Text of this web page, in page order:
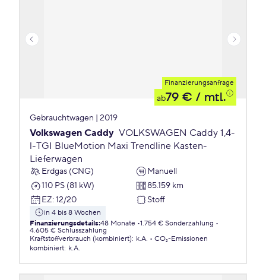
Finanzierungsanfrage
ab79 € / mtl.
Gebrauchtwagen | 2019
Volkswagen Caddy VOLKSWAGEN Caddy 1,4-
l-TGI BlueMotion Maxi Trendline Kasten-
Lieferwagen
Erdgas (CNG)
Manuell
110 PS (81 kW)
85.159 km
EZ: 12/20 Stoff
in 4 bis 8 Wochen
Finanzierungsdetails:48 Monate 1.754 € Sonderzahlung
4.605 € Schlusszahlung
Kraftstoffverbrauch (kombiniert): k.A.
CO₂-Emissionen
kombiniert: k.A.